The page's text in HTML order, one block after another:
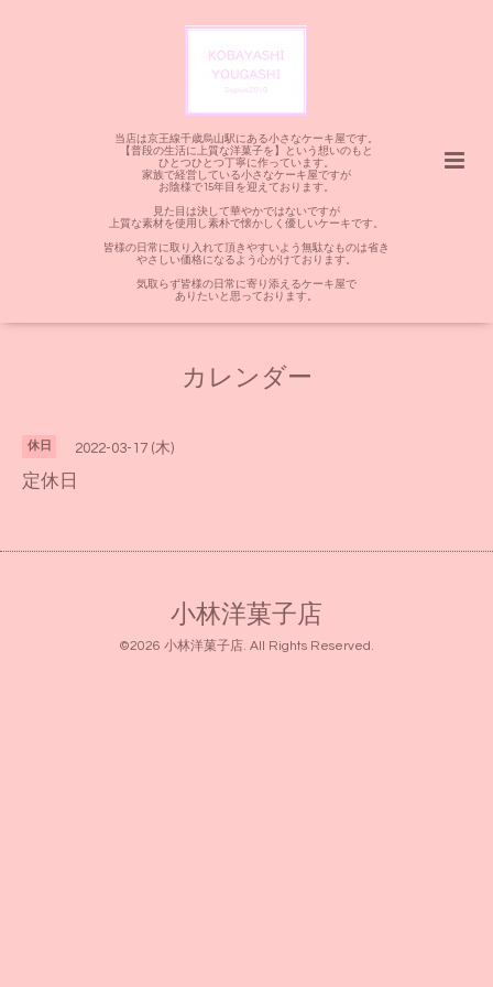
当店は京王線千歳烏山駅にある小さなケーキ屋です。
【普段の生活に上質な洋菓子を】という想いのもと
ひとつひとつ丁寧に作っています。
家族で経営している小さなケーキ屋ですが
お陰様で15年目を迎えております。
見た目は決して華やかではないですが
上質な素材を使用し素朴で懐かしく優しいケーキです。
皆様の日常に取り入れて頂きやすいよう無駄なものは省き
やさしい価格になるよう心がけております。
気取らず皆様の日常に寄り添えるケーキ屋で
ありたいと思っております。
カレンダー
休日 2022-03-17 (木)
定休日
小林洋菓子店
©2026 小林洋菓子店. All Rights Reserved.